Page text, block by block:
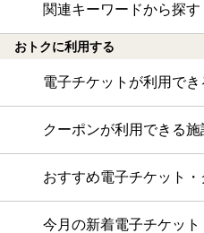
関連キーワードから探す
おトクに利用する
電子チケットが利用で
クーポンが利用できる施
おすすめ電子チケット
今月の新着電子チケッ